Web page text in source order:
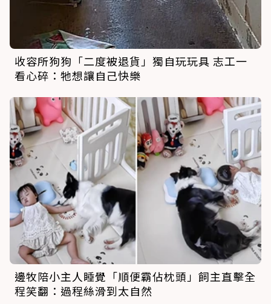
收容所狗狗「二度被退貨」獨自玩玩具 志工一
看心碎：牠想讓自己快樂
邊牧陪小主人睡覺「順便霸佔枕頭」飼主直擊全
程笑翻：過程絲滑到太自然